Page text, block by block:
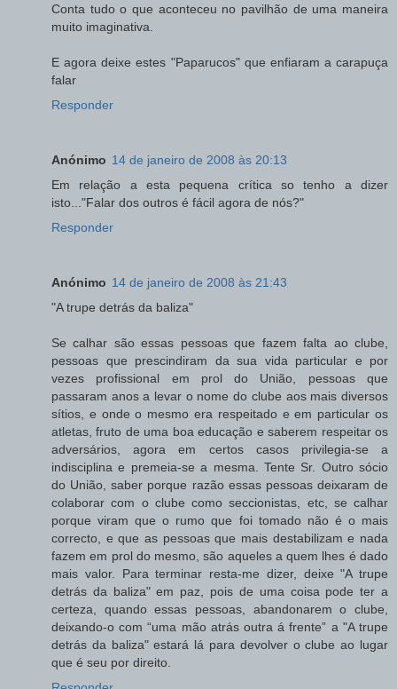
Conta tudo o que aconteceu no pavilhão de uma maneira
muito imaginativa.
E agora deixe estes "Paparucos" que enfiaram a carapuça
falar
Responder
Anónimo 14 de janeiro de 2008 às 20:13
Em relação a esta pequena crítica so tenho a dizer
isto..."Falar dos outros é fácil agora de nós?"
Responder
Anónimo 14 de janeiro de 2008 às 21:43
"A trupe detrás da baliza"
Se calhar são essas pessoas que fazem falta ao clube,
pessoas que prescindiram da sua vida particular e por
vezes profissional em prol do União, pessoas que
passaram anos a levar o nome do clube aos mais diversos
sítios, e onde o mesmo era respeitado e em particular os
atletas, fruto de uma boa educação e saberem respeitar os
adversários, agora em certos casos privilegia-se a
indisciplina e premeia-se a mesma. Tente Sr. Outro sócio
do União, saber porque razão essas pessoas deixaram de
colaborar com o clube como seccionistas, etc, se calhar
porque viram que o rumo que foi tomado não é o mais
correcto, e que as pessoas que mais destabilizam e nada
fazem em prol do mesmo, são aqueles a quem lhes é dado
mais valor. Para terminar resta-me dizer, deixe "A trupe
detrás da baliza" em paz, pois de uma coisa pode ter a
certeza, quando essas pessoas, abandonarem o clube,
deixando-o com “uma mão atrás outra á frente” a "A trupe
detrás da baliza" estará lá para devolver o clube ao lugar
que é seu por direito.